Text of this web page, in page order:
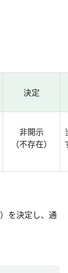
決定
非開示
（不存在）
を決定し、通